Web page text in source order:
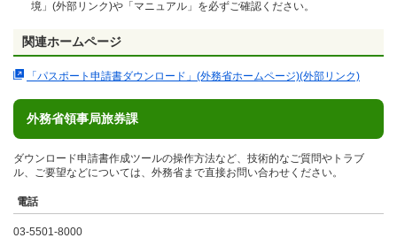
境」(外部リンク)や「マニュアル」を必ずご確認ください。
関連ホームページ
「パスポート申請書ダウンロード」(外務省ホームページ)(外部リンク)
外務省領事局旅券課
ダウンロード申請書作成ツールの操作方法など、技術的なご質問やトラブ
ル、ご要望などについては、外務省まで直接お問い合わせください。
電話
03-5501-8000